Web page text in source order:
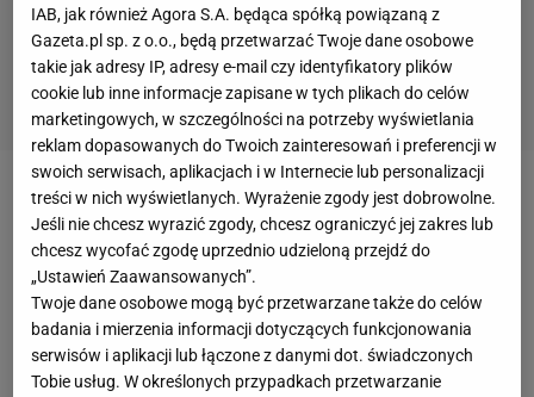
Już w niedzielę 11 lipca na Wembley w Londynie
odbędzie się finałEuro2020.Reprezentacja Anglii
zmierzy się w nim z Włochami. Spotkanie
zapowiada się niezwykle ciekawie, ponieważ trudno
wskazać w nim faworyta. Pod większą presją są
jednak Anglicy, którzy liczą na pierwszy sukces na
IAB, jak również Agora S.A. będąca spółką powiązaną z
Gazeta.pl sp. z o.o., będą przetwarzać Twoje dane osobowe
takie jak adresy IP, adresy e-mail czy identyfikatory plików
cookie lub inne informacje zapisane w tych plikach do celów
marketingowych, w szczególności na potrzeby wyświetlania
reklam dopasowanych do Twoich zainteresowań i preferencji w
swoich serwisach, aplikacjach i w Internecie lub personalizacji
treści w nich wyświetlanych. Wyrażenie zgody jest dobrowolne.
Jeśli nie chcesz wyrazić zgody, chcesz ograniczyć jej zakres lub
chcesz wycofać zgodę uprzednio udzieloną przejdź do
„Ustawień Zaawansowanych”.
Twoje dane osobowe mogą być przetwarzane także do celów
badania i mierzenia informacji dotyczących funkcjonowania
serwisów i aplikacji lub łączone z danymi dot. świadczonych
Tobie usług. W określonych przypadkach przetwarzanie